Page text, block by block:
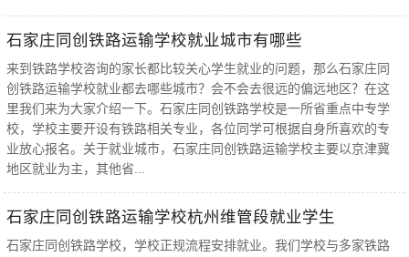
石家庄同创铁路运输学校就业城市有哪些
来到铁路学校咨询的家长都比较关心学生就业的问题，那么石家庄同
创铁路运输学校就业都去哪些城市？会不会去很远的偏远地区？在这
里我们来为大家介绍一下。石家庄同创铁路学校是一所省重点中专学
校，学校主要开设有铁路相关专业，各位同学可根据自身所喜欢的专
业放心报名。关于就业城市，石家庄同创铁路运输学校主要以京津冀
地区就业为主，其他省...
石家庄同创铁路运输学校杭州维管段就业学生
石家庄同创铁路学校，学校正规流程安排就业。我们学校与多家铁路